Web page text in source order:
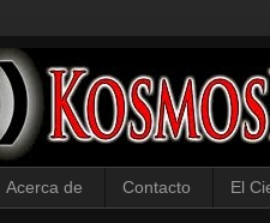
Acerca de Contacto El